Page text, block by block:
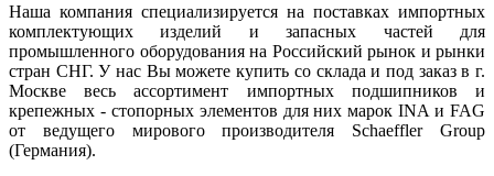
Наша компания специализируется на поставках импортных
комплектующих изделий и запасных частей для
промышленного оборудования на Российский рынок и рынки
стран СНГ. У нас Вы можете купить со склада и под заказ в г.
Москве весь ассортимент импортных подшипников и
крепежных - стопорных элементов для них марок INA и FAG
от ведущего мирового производителя Schaeffler Group
(Германия).